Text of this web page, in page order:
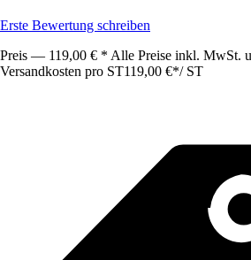
Erste Bewertung schreiben
Preis — 119,00 € * Alle Preise inkl. MwSt.
Versandkosten pro ST119,00 €*/ ST